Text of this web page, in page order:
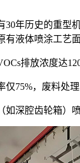
30年历史的重型
液体喷涂工艺
排放浓度达
75%，废料处理
深腔齿轮箱）